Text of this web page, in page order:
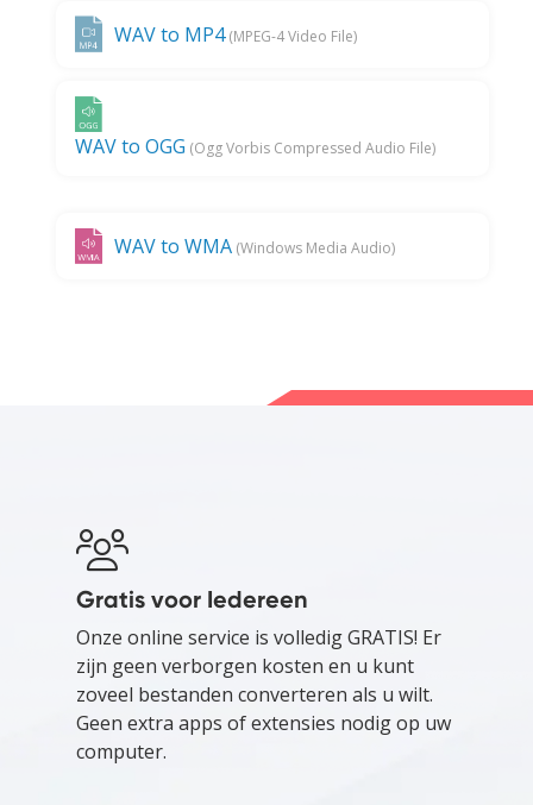
WAV to MP4(MPEG-4 Video File)
WAV to OGG (Ogg Vorbis Compressed Audio File)
WAV to WMA (Windows Media Audio)
Gratis voor Iedereen
Onze online service is volledig GRATIS! Er
zijn geen verborgen kosten en u kunt
zoveel bestanden converteren als u wilt.
Geen extra apps of extensies nodig op uw
computer.